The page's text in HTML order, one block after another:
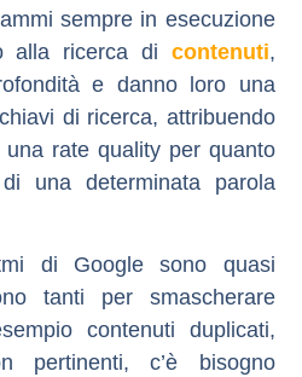
sempre in esecuzione
alla ricerca di contenuti,
e danno loro una
di ricerca, attribuendo
una rate qualityper quanto
una determinata parola
di Google sono quasi
tanti per smascherare
contenuti duplicati,
pertinenti, c’è bisogno